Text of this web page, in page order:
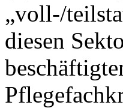
„voll-/
diesen